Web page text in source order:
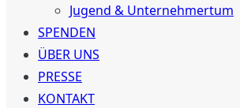
Jugend & Unternehmertum
SPENDEN
ÜBER UNS
PRESSE
KONTAKT